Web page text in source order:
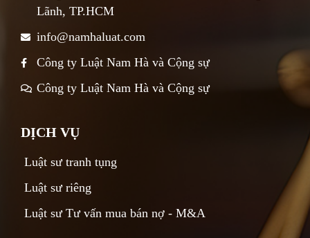
Lãnh, TP.HCM
info@namhaluat.com
Công ty Luật Nam Hà và Cộng sự
Công ty Luật Nam Hà và Cộng sự
DỊCH VỤ
Luật sư tranh tụng
Luật sư riêng
Luật sư Tư vấn mua bán nợ - M&A